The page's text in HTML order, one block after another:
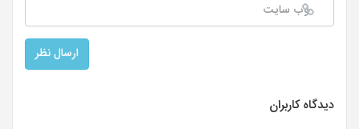
دیدگاه کاربران